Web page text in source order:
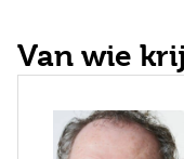
Van wie